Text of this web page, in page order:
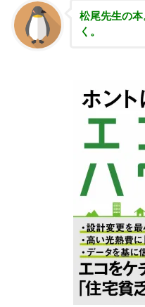
松尾先生の
く。